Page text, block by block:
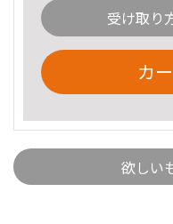
受け取り
カ
欲しい